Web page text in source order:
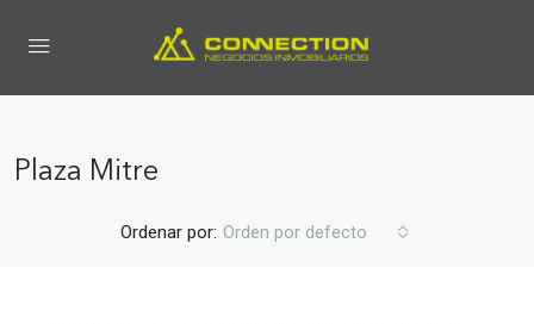
Plaza Mitre
Ordenar por: Orden por defecto